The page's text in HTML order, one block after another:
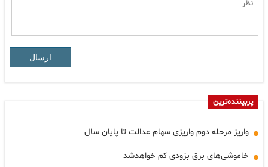
ارسال
پربیننده‌ترین
واریز مرحله دوم واریزی سهام عدالت تا پایان سال
خاموشی‌های برق بزودی کم خواهدشد